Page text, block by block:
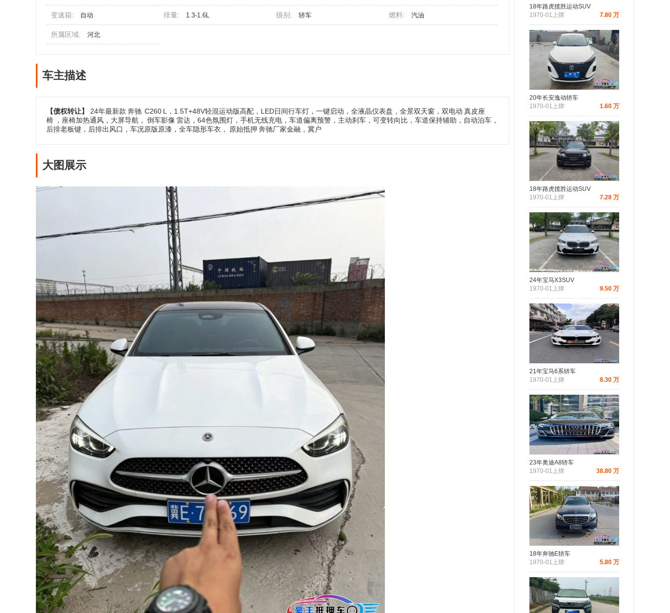
变速箱: 自动 排量: 1.3-1.6L 级别: 轿车 燃料: 汽油
所属区域: 河北
车主描述
【债权转让】 24年最新款 奔驰 C260 L，1.5T+48V轻混运动版高配，LED日间行车灯，一键启动，全液晶仪表盘，全景双天窗，双电动 真皮座
椅 ，座椅加热通风，大屏导航， 倒车影像 雷达，64色氛围灯，手机无线充电，车道偏离预警，主动刹车，可变转向比，车道保持辅助，自动泊车，
后排老板键，后排出风口，车况原版原漆，全车隐形车衣，
原始抵押 奔驰厂家金融，冀户
大图展示
18年路虎揽胜运动SUV
1970-01上牌
7.80 万
20年长安逸动轿车
1970-01上牌
1.60 万
18年路虎揽胜运动SUV
1970-01上牌
7.28 万
24年宝马X3SUV
1970-01上牌
9.50 万
21年宝马6系轿车
1970-01上牌
8.30 万
23年奥迪A8轿车
1970-01上牌
38.80 万
18年奔驰E轿车
1970-01上牌
5.80 万